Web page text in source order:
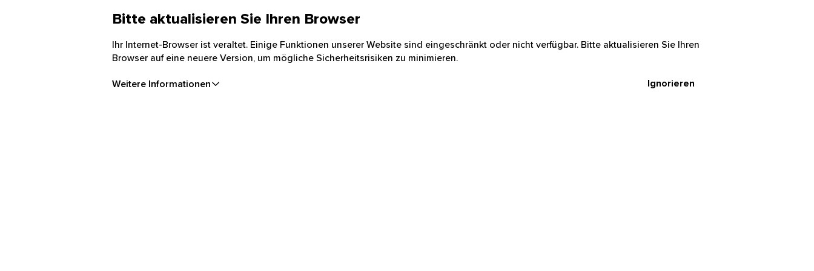
Bitte aktualisieren Sie Ihren Browser
Ihr Internet-Browser ist veraltet. Einige Funktionen unserer Website sind eingeschränkt oder nicht verfügbar. Bitte aktualisieren Sie Ihren
Browser auf eine neuere Version, um mögliche Sicherheitsrisiken zu minimieren.
Weitere Informationen Ignorieren